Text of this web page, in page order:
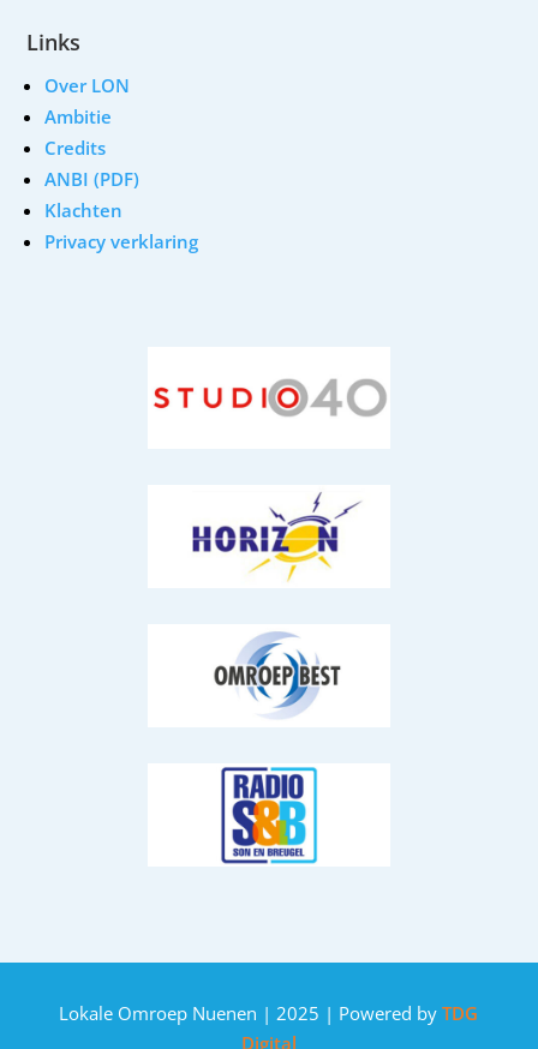
Links
Over LON
Ambitie
Credits
ANBI (PDF)
Klachten
Privacy verklaring
Lokale Omroep Nuenen | 2025 | Powered by TDG
Digital